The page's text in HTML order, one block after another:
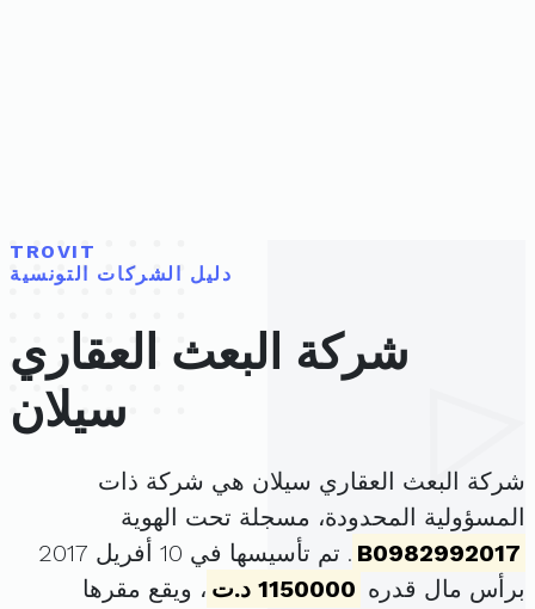
TROVIT
دليل الشركات التونسية
شركة البعث العقاري
سيلان
شركة البعث العقاري سيلان هي شركة ذات
المسؤولية المحدودة، مسجلة تحت الهوية
B0982992017
. تم تأسيسها في 10 أفريل 2017
برأس مال قدره 1150000 د.ت
، ويقع مقرها